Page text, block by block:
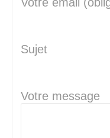
Sujet
Votre message